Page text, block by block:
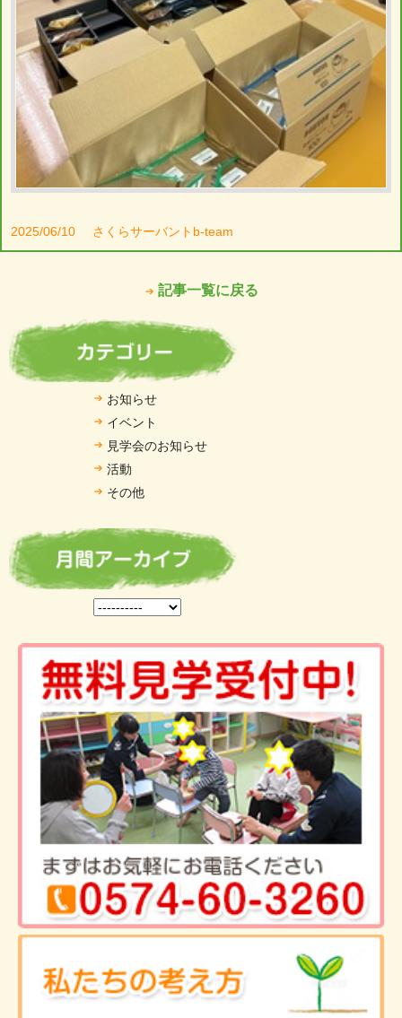
2025/06/10 さくらサーバントb-team
記事一覧に戻る
お知らせ
イベント
見学会のお知らせ
活動
その他